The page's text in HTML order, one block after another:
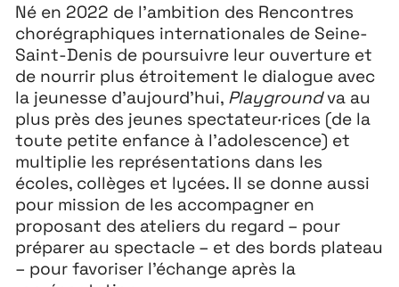
Extensions26
26 JUILLET ↘ 5 SEPTEMBRE
Playground26
3 ↘ 29 NOVEMBRE
Festival26
11 MAI ↘ 13 JUIN
Né en 2022 de l’ambition des Rencontres
chorégraphiques internationales de Seine-
Saint-Denis de poursuivre leur ouverture et
de nourrir plus étroitement le dialogue avec
la jeunesse d’aujourd’hui, Playgroundva au
plus près des jeunes spectateur·rices (de la
toute petite enfance à l’adolescence) et
multiplie les représentations dans les
écoles, collèges et lycées. Il se donne aussi
pour mission de les accompagner en
proposant des ateliers du regard – pour
préparer au spectacle – et des bords plateau
– pour favoriser l’échange après la